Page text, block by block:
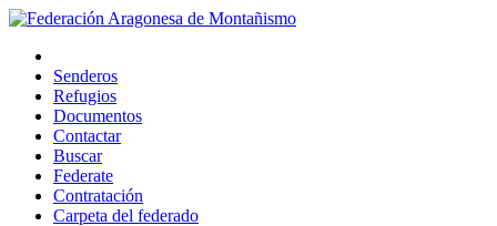
Senderos
Refugios
Documentos
Contactar
Buscar
Federate
Contratación
Carpeta del federado